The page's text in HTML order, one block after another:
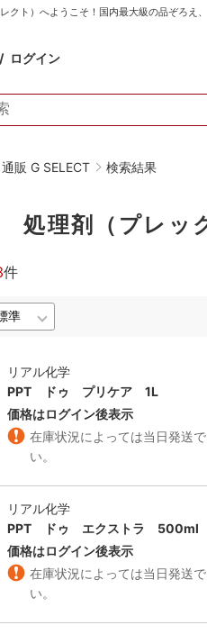
ト）へようこそ！国内最大級の品ぞろえ
ログイン
販 G SELECT 検索結果
処理剤（プレッ
件
リアル化学
PPT ドゥ プリケア 1L
価格はログイン後表示
在庫状況によっては当日発送
い。
リアル化学
PPT ドゥ エクストラ 500ml
価格はログイン後表示
在庫状況によっては当日発送
い。